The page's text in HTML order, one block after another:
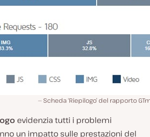
Scheda ‘Riepilogo’ del rapporto
evidenzia tutti i problemi
un impatto sulle prestazioni del